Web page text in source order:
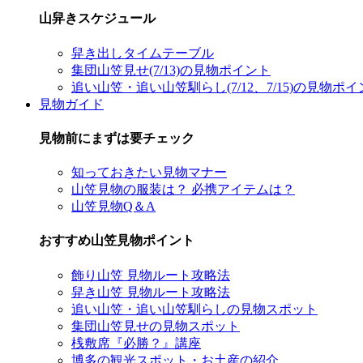
山舁きスケジュール
舁き出しタイムテーブル
集団山笠見せ(7/13)の見物ポイント
追い山笠・追い山笠馴らし(7/12、7/15)の見物ポイ
見物ガイド
見物前にまずは要チェック
知っておきたい見物マナー
山笠見物の服装は？ 必携アイテムは？
山笠見物Q＆A
おすすめ山笠見物ポイント
飾り山笠 見物ルート攻略法
舁き山笠 見物ルート攻略法
追い山笠・追い山笠馴らしの見物スポット
集団山笠見せの見物スポット
桟敷席『必勝？』講座
博多の観光スポット・お土産の紹介